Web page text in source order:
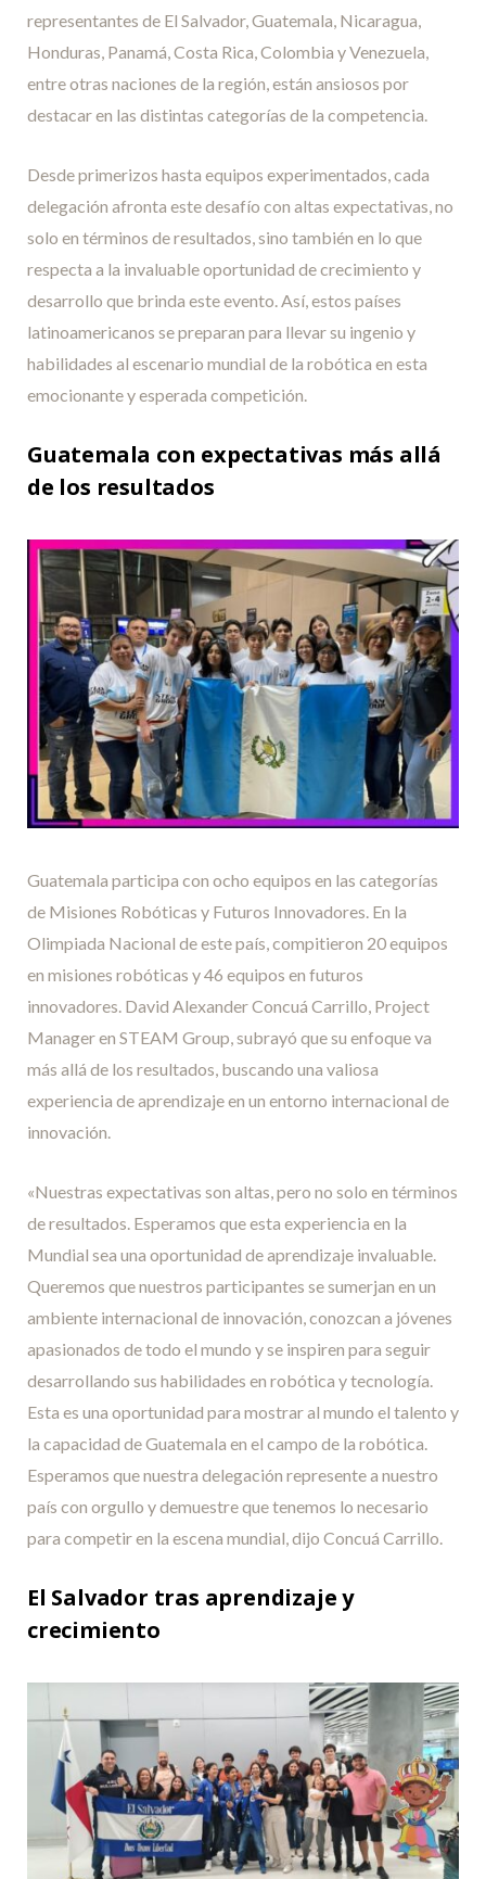
representantes de El Salvador, Guatemala, Nicaragua,
Honduras, Panamá, Costa Rica, Colombia y Venezuela,
entre otras naciones de la región, están ansiosos por
destacar en las distintas categorías de la competencia.
Desde primerizos hasta equipos experimentados, cada
delegación afronta este desafío con altas expectativas, no
solo en términos de resultados, sino también en lo que
respecta a la invaluable oportunidad de crecimiento y
desarrollo que brinda este evento. Así, estos países
latinoamericanos se preparan para llevar su ingenio y
habilidades al escenario mundial de la robótica en esta
emocionante y esperada competición.
Guatemala con expectativas más allá
de los resultados
Guatemala participa con ocho equipos en las categorías
de Misiones Robóticas y Futuros Innovadores. En la
Olimpiada Nacional de este país, compitieron 20 equipos
en misiones robóticas y 46 equipos en futuros
innovadores. David Alexander Concuá Carrillo, Project
Manager en STEAM Group, subrayó que su enfoque va
más allá de los resultados, buscando una valiosa
experiencia de aprendizaje en un entorno internacional de
innovación.
«Nuestras expectativas son altas, pero no solo en términos
de resultados. Esperamos que esta experiencia en la
Mundial sea una oportunidad de aprendizaje invaluable.
Queremos que nuestros participantes se sumerjan en un
ambiente internacional de innovación, conozcan a jóvenes
apasionados de todo el mundo y se inspiren para seguir
desarrollando sus habilidades en robótica y tecnología.
Esta es una oportunidad para mostrar al mundo el talento y
la capacidad de Guatemala en el campo de la robótica.
Esperamos que nuestra delegación represente a nuestro
país con orgullo y demuestre que tenemos lo necesario
para competir en la escena mundial, dijo Concuá Carrillo.
El Salvador tras aprendizaje y
crecimiento